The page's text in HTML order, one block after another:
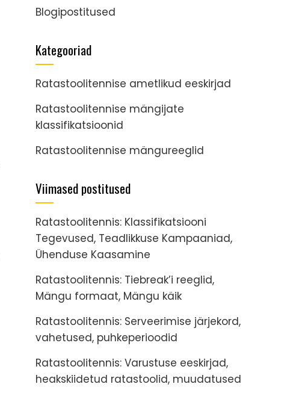
Blogipostitused
Kategooriad
Ratastoolitennise ametlikud eeskirjad
Ratastoolitennise mängijate
klassifikatsioonid
Ratastoolitennise mängureeglid
Viimased postitused
Ratastoolitennis: Klassifikatsiooni
Tegevused, Teadlikkuse Kampaaniad,
Ühenduse Kaasamine
Ratastoolitennis: Tiebreak’i reeglid,
Mängu formaat, Mängu käik
Ratastoolitennis: Serveerimise järjekord,
vahetused, puhkeperioodid
Ratastoolitennis: Varustuse eeskirjad,
heakskiidetud ratastoolid, muudatused